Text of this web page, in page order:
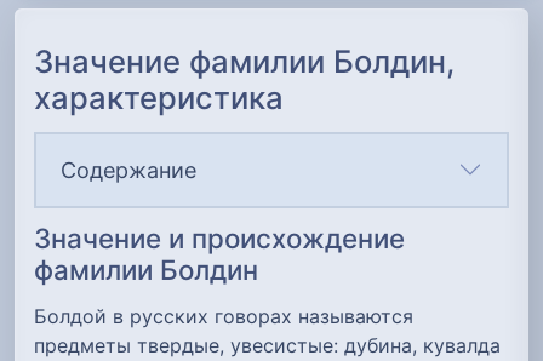
Значение фамилии Болдин,
характеристика
Содержание
Значение и происхождение
фамилии Болдин
Болдой в русских говорах называются
предметы твердые, увесистые: дубина, кувалда